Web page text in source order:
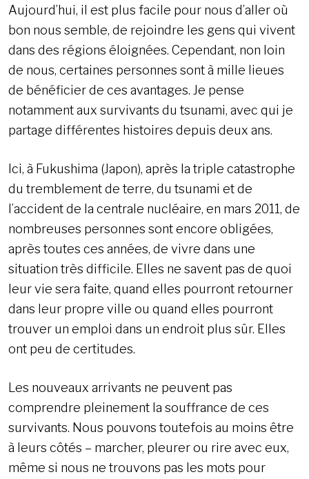
Aujourd’hui, il est plus facile pour nous d’aller où
bon nous semble, de rejoindre les gens qui vivent
dans des régions éloignées. Cependant, non loin
de nous, certaines personnes sont à mille lieues
de bénéficier de ces avantages. Je pense
notamment aux survivants du tsunami, avec qui je
partage différentes histoires depuis deux ans.
Ici, à Fukushima (Japon), après la triple catastrophe
du tremblement de terre, du tsunami et de
l’accident de la centrale nucléaire, en mars 2011, de
nombreuses personnes sont encore obligées,
après toutes ces années, de vivre dans une
situation très difficile. Elles ne savent pas de quoi
leur vie sera faite, quand elles pourront retourner
dans leur propre ville ou quand elles pourront
trouver un emploi dans un endroit plus sûr. Elles
ont peu de certitudes.
Les nouveaux arrivants ne peuvent pas
comprendre pleinement la souffrance de ces
survivants. Nous pouvons toutefois au moins être
à leurs côtés – marcher, pleurer ou rire avec eux,
même si nous ne trouvons pas les mots pour